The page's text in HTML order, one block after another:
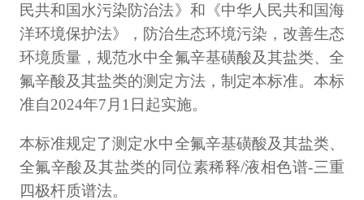
民共和国水污染防治法》和《中华人民共和国海
洋环境保护法》，防治生态环境污染，改善生态
环境质量，规范水中全氟辛基磺酸及其盐类、全
氟辛酸及其盐类的测定方法，制定本标准。本标
准自2024年7月1日起实施。
本标准规定了测定水中全氟辛基磺酸及其盐类、
全氟辛酸及其盐类的同位素稀释/液相色谱-三重
四极杆质谱法。